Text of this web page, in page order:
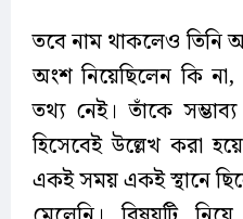
তবে নাম থাকলেও
অংশ নিয়েছিলেন কি
তথ্য নেই। তাঁকে সম্ভাব্য
হিসেবেই উল্লেখ করা
একই সময় একই স্থানে